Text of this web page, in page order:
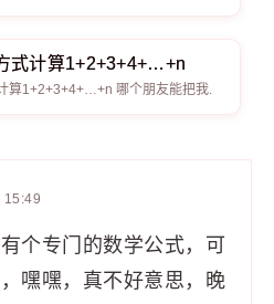
式计算1+2+3+4+…+n
算1+2+3+4+…+n 哪个朋友能把我.
15:49
个专门的数学公式，可
嘿嘿，真不好意思，晚